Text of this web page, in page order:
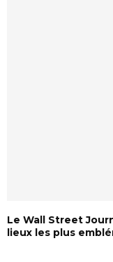
Le Wall Street
lieux les plus